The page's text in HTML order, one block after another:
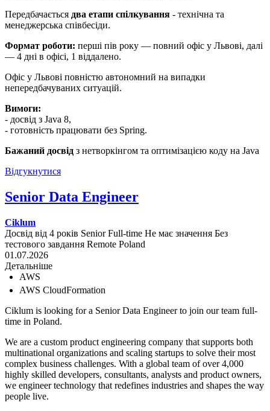
Передбачається два етапи спілкування - технічна та
менеджерська співбесіди.
Формат роботи: перші пів року — повний офіс у Львові, далі
— 4 дні в офісі, 1 віддалено.
Офіс у Львові повністю автономний на випадки
непередбачуваних ситуацій.
Вимоги:
- досвід з Java 8,
- готовність працювати без Spring.
Бажаний досвід з нетворкінгом та оптимізацією коду на Java
Відгукнутися
Senior Data Engineer
Ciklum
Досвід від 4 років Senior Full-time Не має значення Без
тестового завдання Remote Poland
01.07.2026
Детальніше
AWS
AWS CloudFormation
Ciklum is looking for a Senior Data Engineer to join our team full-
time in Poland.
We are a custom product engineering company that supports both
multinational organizations and scaling startups to solve their most
complex business challenges. With a global team of over 4,000
highly skilled developers, consultants, analysts and product owners,
we engineer technology that redefines industries and shapes the way
people live.